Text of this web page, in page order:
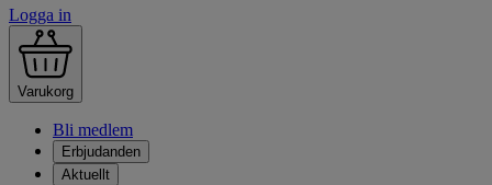
Logga in
Varukorg
Bli medlem
Erbjudanden
Aktuellt